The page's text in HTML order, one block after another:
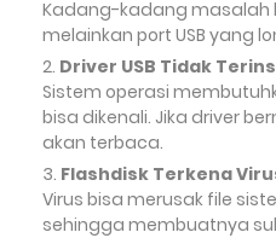
Kadang-kadang masalah
melainkan port USB yang
Driver USB Tidak
Sistem operasi
bisa dikenali. Jika driver
akan terbaca.
Flashdisk Terkena
Virus bisa merusak file
sehingga membuatnya